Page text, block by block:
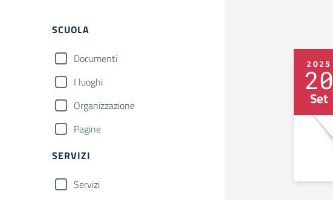
Filtri
SCUOLA
Documenti
I luoghi
Organizzazione
Pagine
SERVIZI
Servizi
2025
20
Set